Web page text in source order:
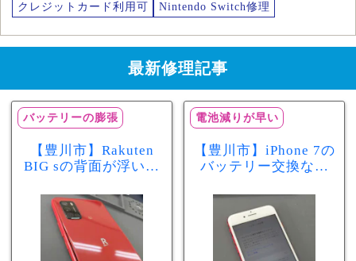
クレジットカード利用可
Nintendo Switch修理
最新修理記事
バッテリーの膨張
【豊川市】Rakuten
BIG sの背面が浮いて
リー膨張のサインか
もしれません！バッ
テリー交換修理事例
電池減りが早い
【豊川市】iPhone 7の
バッテリー交換なら
最大容量70％で電池
の減りが早い症状も
当日60分で改善